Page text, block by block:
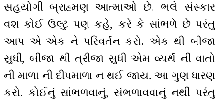
સહયોગી બ્રાહ્મણ આત્માઓ છે. ભલે સંસ્કાર
વશ કોઈ ઉલ્ટું પણ કહે, કરે કે સાંભળે છે પરંતુ
આપ એ એક ને પરિવર્તન કરો. એક થી બીજા
સુધી, બીજા થી ત્રીજા સુધી એમ વ્યર્થ ની વાતો
ની માળા ની દીપમાળા ન થઈ જાય. આ ગુણ ધારણ
કરો. કોઈનું સાંભળવાનું, સંભળાવવાનું નથી પરંતુ